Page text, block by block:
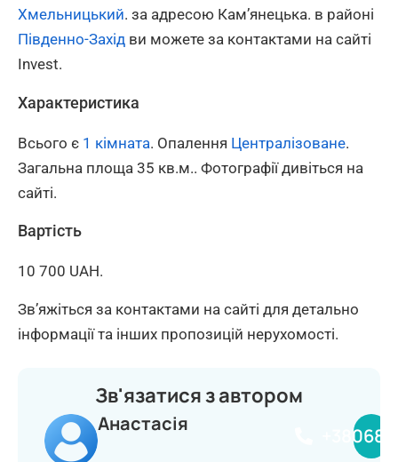
Хмельницький. за адресою Кам’янецька. в районі
Південно-Захід ви можете за контактами на сайті
Invest.
Характеристика
Всього є 1 кімната. Опалення Централізоване.
Загальна площа 35 кв.м.. Фотографії дивіться на
сайті.
Вартість
10 700 UAH.
Зв’яжіться за контактами на сайті для детально
інформації та інших пропозицій нерухомості.
Зв'язатися з автором
Анастасія